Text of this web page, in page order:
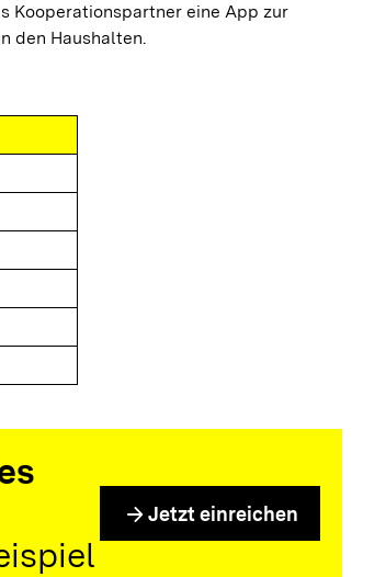
Kooperationspartner eine App zur
den Haushalten.
arrow_forward Jetzt einreichen